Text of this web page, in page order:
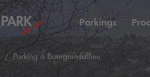
Parkings
Parking à Bourgoin-Jallieu